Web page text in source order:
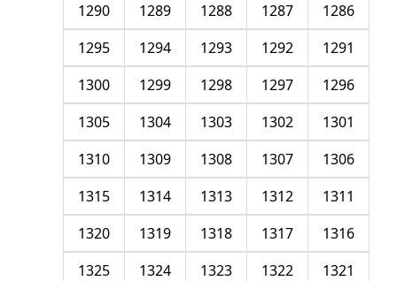
1286
1287
1288
1289
1290
1291
1292
1293
1294
1295
1296
1297
1298
1299
1300
1301
1302
1303
1304
1305
1306
1307
1308
1309
1310
1311
1312
1313
1314
1315
1316
1317
1318
1319
1320
1321
1322
1323
1324
1325